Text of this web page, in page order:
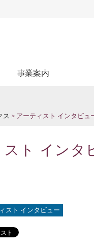
事業案内
試験受託
ス > アーティスト インタビュ
ト インタ
スト インタビュー